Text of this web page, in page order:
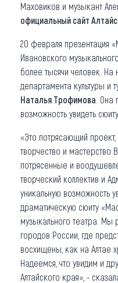
Маховиков и музыкант
официальный сайт
20 февраля презентация
Ивановского
более тысячи человек. На
департамента культуры и
Наталья Трофимова .
возможность увидеть сюиту.
«Это потрясающий
творчество и
потрясенные и
творческий коллектив и
уникальную возможность
драматическую сюиту
музыкального театра. Мы
городов России, где
восхищены, как на Алтае
Надеемся, что увидим и
Алтайского края», -